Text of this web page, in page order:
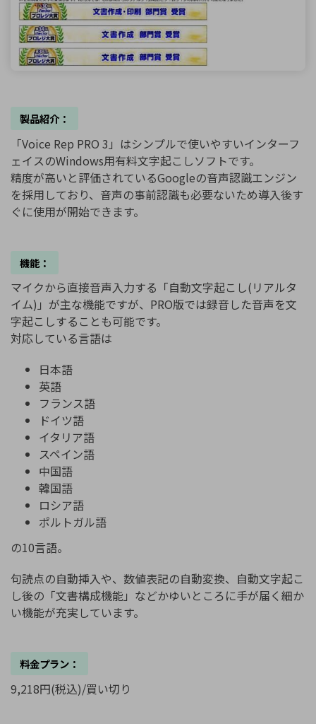
製品紹介：
「Voice Rep PRO 3」はシンプルで使いやすいインターフ
ェイスのWindows用有料文字起こしソフトです。
精度が高いと評価されているGoogleの音声認識エンジン
を採用しており、音声の事前認識も必要ないため導入後す
ぐに使用が開始できます。
機能：
マイクから直接音声入力する「自動文字起こし(リアルタ
イム)」が主な機能ですが、PRO版では録音した音声を文
字起こしすることも可能です。
対応している言語は
日本語
英語
フランス語
ドイツ語
イタリア語
スペイン語
中国語
韓国語
ロシア語
ポルトガル語
の10言語。
句読点の自動挿入や、数値表記の自動変換、自動文字起こ
し後の「文書構成機能」などかゆいところに手が届く細か
い機能が充実しています。
料金プラン：
9,218円(税込)/買い切り